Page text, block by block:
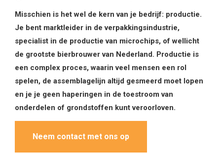
Misschien is het wel de kern van je bedrijf: productie.
Je bent marktleider in de verpakkingsindustrie,
specialist in de productie van microchips, of wellicht
de grootste bierbrouwer van Nederland. Productie is
een complex proces, waarin veel mensen een rol
spelen, de assemblagelijn altijd gesmeerd moet lopen
en je je geen haperingen in de toestroom van
onderdelen of grondstoffen kunt veroorloven.
Neem contact met ons op